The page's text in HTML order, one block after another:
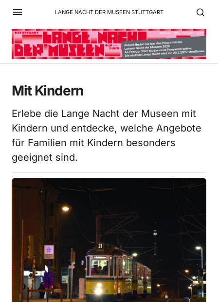
LANGE NACHT DER MUSEEN STUTTGART
Mit Kindern
Erlebe die Lange Nacht der Museen mit
Kindern und entdecke, welche Angebote
für Familien mit Kindern besonders
geeignet sind.